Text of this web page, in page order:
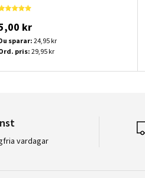
kr
sparar:24,95 kr
pris: 29,95 kr
vardagar